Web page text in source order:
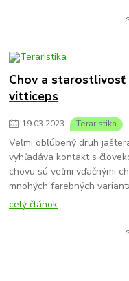
Chov a
vitticeps
19.03.2023 Teraristika
Veľmi obľúbený druh
vyhľadáva kontakt s
chovu sú veľmi vďačnými
mnohých farebných
celý článok